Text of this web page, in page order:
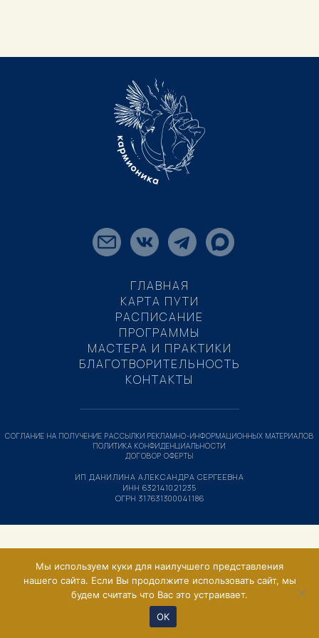
ГЛАВНАЯ
КАРТА ПУТИ
РАСПИСАНИЕ
ПРОГРАММЫ
МАСТЕРА И ПРАКТИКИ
БЛАГОТВОРИТЕЛЬНОСТЬ
КОНТАКТЫ
ИП ДАНИЛИНА АЛЕКСАНДРА СЕРГЕЕВНА
ИНН 632141021235
ОГРН 317631300041186
СОГЛАНИЕ НА ПОЛУЧЕНИЕ РАССЫЛКИ РЕКЛАМНО-ИНФОРМАЦИОННЫХ МАТЕРИАЛОВ
ПОЛИТИКА КОНФИДЕНЦИАЛЬНОСТИ
ДОГОВОР ОФЕРТЫ
Мы используем куки для наилучшего представления
нашего сайта. Если Вы продолжите использовать сайт, мы
будем считать что Вас это устраивает.
ОК